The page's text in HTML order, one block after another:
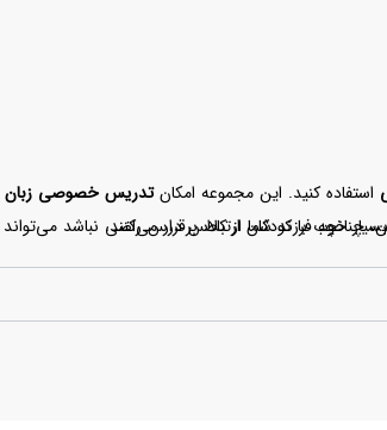
استفاده کنید. این مجموعه امکانتدریس خصوصی زبان
خوب با کودکان ارتباط برقرار می‌کنند.
چنانچه فرزند شما از کلاس درس راضی نباشد